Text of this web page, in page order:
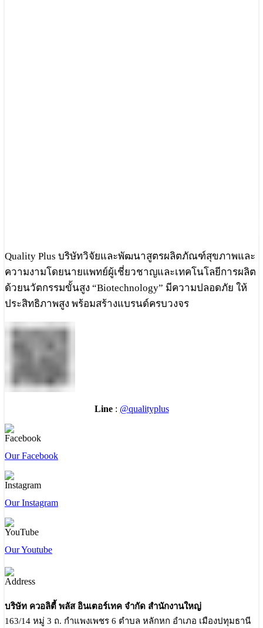
Quality Plus บริษัทวิจัยและพัฒนาสูตรผลิตภัณฑ์สุขภาพและ
ความงามโดยนายแพทย์ผู้เชี่ยวชาญและเทคโนโลยีการผลิต
ด้วยนวัตกรรมขั้นสูง “Biotechnology” มีความปลอดภัย ให้
ประสิทธิภาพสูง พร้อมสร้างแบรนด์ครบวงจร
Line: @qualityplus
Our Facebook
Our Instagram
Our Youtube
บริษัท ควอลิตี้ พลัส อินเตอร์เทค จำกัด สำนักงานใหญ่
163/14 หมู่ 3 ถ. กำแพงเพชร 6 ตำบล หลักหก อำเภอ เมืองปทุมธานี